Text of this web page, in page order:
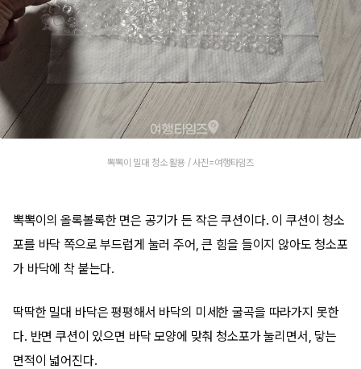
뽁뽁이 밀대 청소 활용 / 사진=여행타임즈
뽁뽁이의 올록볼록한 면은 공기가 든 작은 쿠션이다. 이 쿠션이 청소
포를 바닥 쪽으로 부드럽게 눌러 주어, 큰 힘을 들이지 않아도 청소포
가 바닥에 착 붙는다.
딱딱한 밀대 바닥은 평평해서 바닥의 미세한 굴곡을 따라가지 못한
다. 반면 쿠션이 있으면 바닥 모양에 맞춰 청소포가 눌리면서, 닿는
면적이 넓어진다.